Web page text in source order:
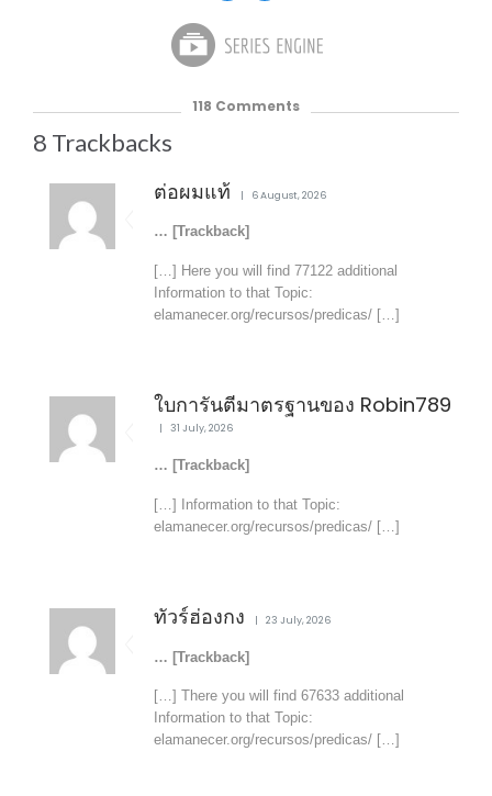
118 Comments
8 Trackbacks
ต่อผมแท้ 6 August, 2026
… [Trackback]
[…] Here you will find 77122 additional
Information to that Topic:
elamanecer.org/recursos/predicas/ […]
ใบการันตีมาตรฐานของ Robin789
31 July, 2026
… [Trackback]
[…] Information to that Topic:
elamanecer.org/recursos/predicas/ […]
ทัวร์ฮ่องกง 23 July, 2026
… [Trackback]
[…] There you will find 67633 additional
Information to that Topic:
elamanecer.org/recursos/predicas/ […]